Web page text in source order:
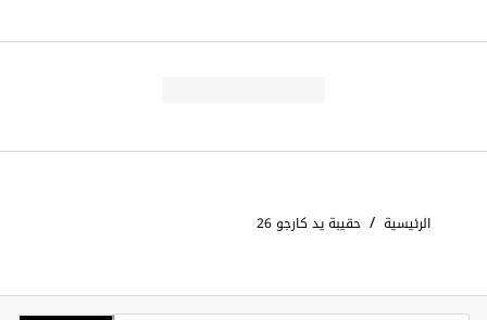
الرئيسية / حقيبة يد كارجو 26